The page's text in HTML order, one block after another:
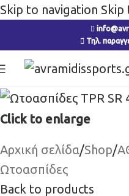
Skip to navigation Skip
Τηλ.
Click to enlarge
Αρχική σελίδα/Shop/
Ωτοασπίδες
Back to products